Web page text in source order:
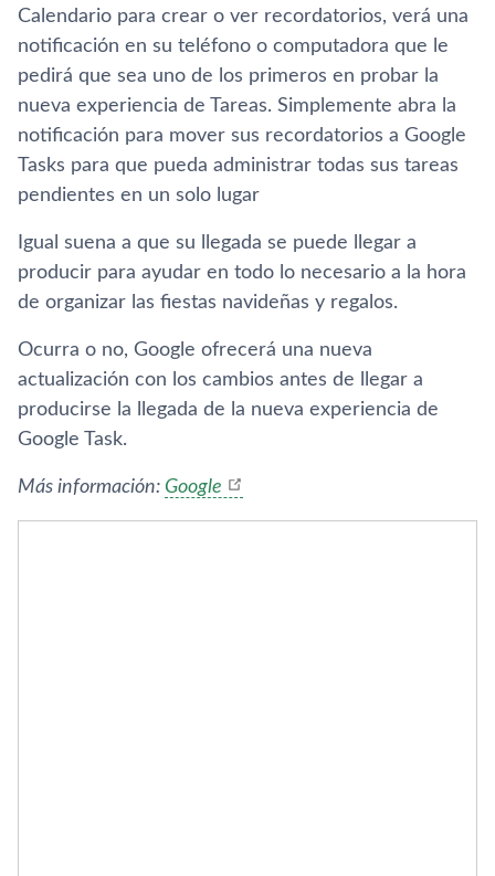
Calendario para crear o ver recordatorios, verá una
notificación en su teléfono o computadora que le
pedirá que sea uno de los primeros en probar la
nueva experiencia de Tareas. Simplemente abra la
notificación para mover sus recordatorios a Google
Tasks para que pueda administrar todas sus tareas
pendientes en un solo lugar
Igual suena a que su llegada se puede llegar a
producir para ayudar en todo lo necesario a la hora
de organizar las fiestas navideñas y regalos.
Ocurra o no, Google ofrecerá una nueva
actualización con los cambios antes de llegar a
producirse la llegada de la nueva experiencia de
Google Task.
Más información: Google